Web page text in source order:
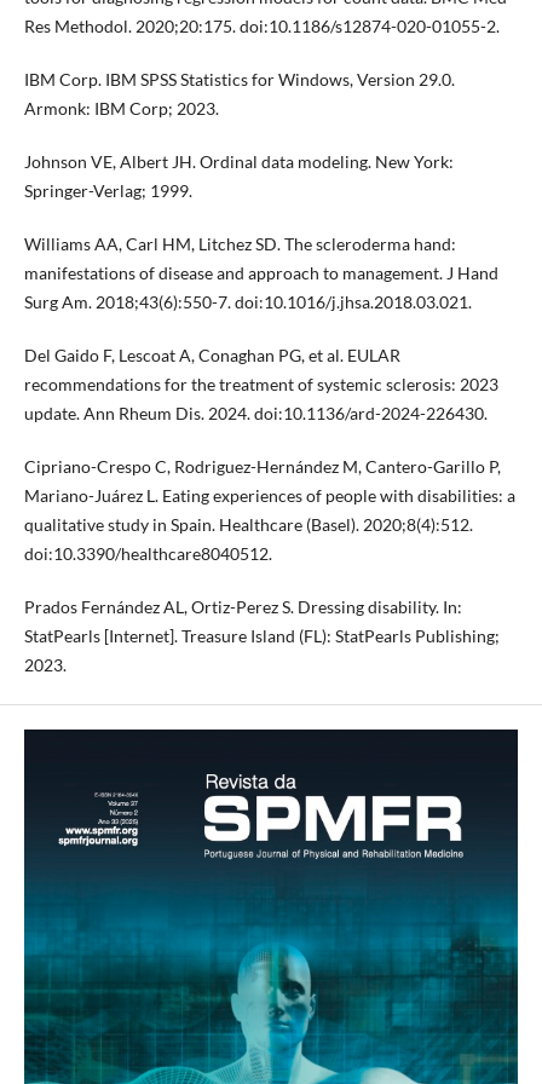
Res Methodol. 2020;20:175. doi:10.1186/s12874-020-01055-2.
IBM Corp. IBM SPSS Statistics for Windows, Version 29.0.
Armonk: IBM Corp; 2023.
Johnson VE, Albert JH. Ordinal data modeling. New York:
Springer-Verlag; 1999.
Williams AA, Carl HM, Litchez SD. The scleroderma hand:
manifestations of disease and approach to management. J Hand
Surg Am. 2018;43(6):550-7. doi:10.1016/j.jhsa.2018.03.021.
Del Gaido F, Lescoat A, Conaghan PG, et al. EULAR
recommendations for the treatment of systemic sclerosis: 2023
update. Ann Rheum Dis. 2024. doi:10.1136/ard-2024-226430.
Cipriano-Crespo C, Rodriguez-Hernández M, Cantero-Garillo P,
Mariano-Juárez L. Eating experiences of people with disabilities: a
qualitative study in Spain. Healthcare (Basel). 2020;8(4):512.
doi:10.3390/healthcare8040512.
Prados Fernández AL, Ortiz-Perez S. Dressing disability. In:
StatPearls [Internet]. Treasure Island (FL): StatPearls Publishing;
2023.